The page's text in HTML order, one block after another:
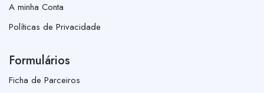
A minha Conta
Políticas de Privacidade
Formulários
Ficha de Parceiros